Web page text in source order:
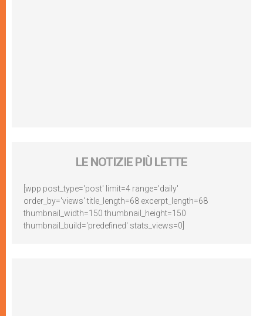
LE NOTIZIE PIÙ LETTE
[wpp post_type='post' limit=4 range='daily'
order_by='views' title_length=68 excerpt_length=68
thumbnail_width=150 thumbnail_height=150
thumbnail_build='predefined' stats_views=0]